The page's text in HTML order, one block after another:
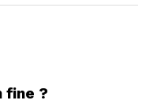
fine ?